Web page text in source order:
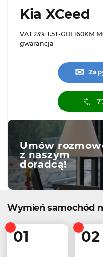
Kia XCeed
VAT 23% 1.5T-GDI 160KM
gwarancja
✉
Umów
z naszym
doradcą!
Wymień samochód
01 02